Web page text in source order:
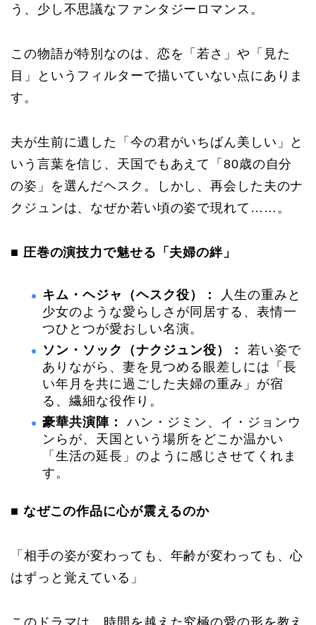
う、少し不思議なファンタジーロマンス。
この物語が特別なのは、恋を「若さ」や「見た
目」というフィルターで描いていない点にありま
す。
夫が生前に遺した「今の君がいちばん美しい」と
いう言葉を信じ、天国でもあえて「80歳の自分
の姿」を選んだヘスク。しかし、再会した夫のナ
クジュンは、なぜか若い頃の姿で現れて……。
■ 圧巻の演技力で魅せる「夫婦の絆」
キム・ヘジャ（ヘスク役）：
人生の重みと
少女のような愛らしさが同居する、表情一
つひとつが愛おしい名演。
ソン・ソック（ナクジュン役）：
若い姿で
ありながら、妻を見つめる眼差しには「長
い年月を共に過ごした夫婦の重み」が宿
る、繊細な役作り。
豪華共演陣：
ハン・ジミン、イ・ジョンウ
ンらが、天国という場所をどこか温かい
「生活の延長」のように感じさせてくれま
す。
■ なぜこの作品に心が震えるのか
「相手の姿が変わっても、年齢が変わっても、心
はずっと覚えている」
このドラマは、時間を越えた究極の愛の形を教え